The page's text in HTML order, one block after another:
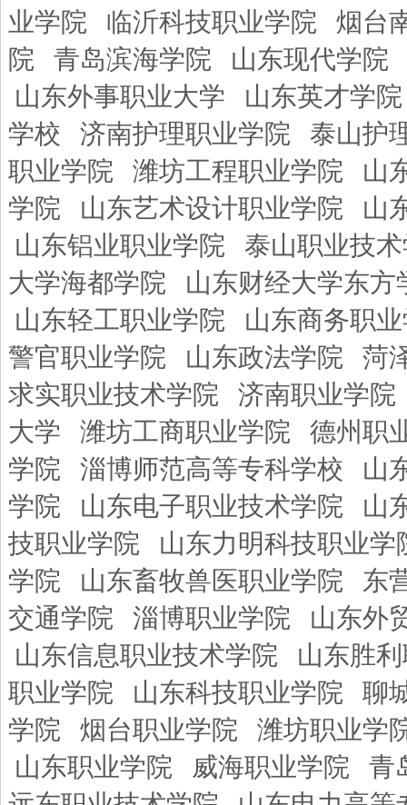
业学院
临沂科技职业学院
烟台
院
青岛滨海学院
山东现代学院
山东外事职业大学
山东英才学院
学校
济南护理职业学院
泰山护
职业学院
潍坊工程职业学院
山
学院
山东艺术设计职业学院
山
山东铝业职业学院
泰山职业技
大学海都学院
山东财经大学东方
山东轻工职业学院
山东商务职
警官职业学院
山东政法学院
菏
求实职业技术学院
济南职业学院
大学
潍坊工商职业学院
德州职
学院
淄博师范高等专科学校
山
学院
山东电子职业技术学院
山
技职业学院
山东力明科技职业学
学院
山东畜牧兽医职业学院
东
交通学院
淄博职业学院
山东外
山东信息职业技术学院
山东胜
职业学院
山东科技职业学院
聊
学院
烟台职业学院
潍坊职业学
山东职业学院
威海职业学院
青